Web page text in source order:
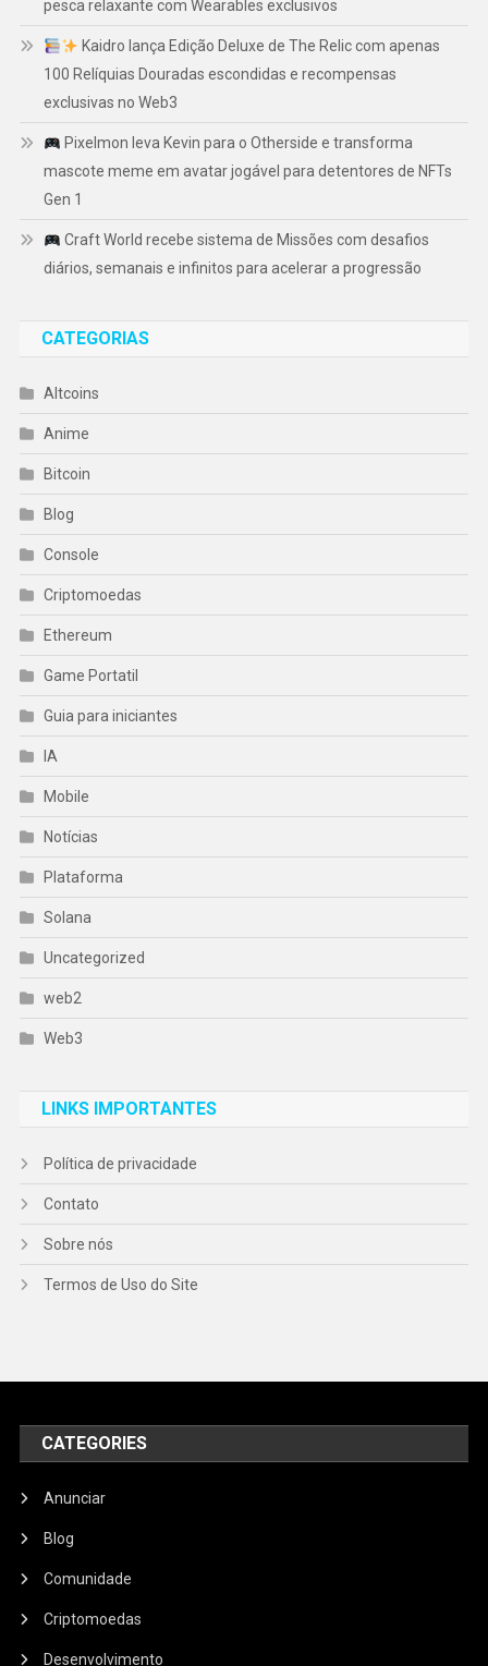
pesca relaxante com Wearables exclusivos
Kaidro lança Edição Deluxe de The Relic com apenas
100 Relíquias Douradas escondidas e recompensas
exclusivas no Web3
Pixelmon leva Kevin para o Otherside e transforma
mascote meme em avatar jogável para detentores de NFTs
Gen 1
Craft World recebe sistema de Missões com desafios
diários, semanais e infinitos para acelerar a progressão
CATEGORIAS
Altcoins
Anime
Bitcoin
Blog
Console
Criptomoedas
Ethereum
Game Portatil
Guia para iniciantes
IA
Mobile
Notícias
Plataforma
Solana
Uncategorized
web2
Web3
LINKS IMPORTANTES
Política de privacidade
Contato
Sobre nós
Termos de Uso do Site
CATEGORIES
Anunciar
Blog
Comunidade
Criptomoedas
Desenvolvimento